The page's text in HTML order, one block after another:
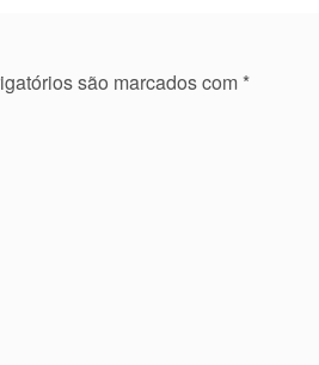
são marcados com *